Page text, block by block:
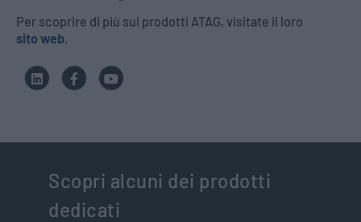
Per scoprire di più sui prodotti ATAG, visitate il loro
sito web.
Scopri alcuni dei prodotti
dedicati